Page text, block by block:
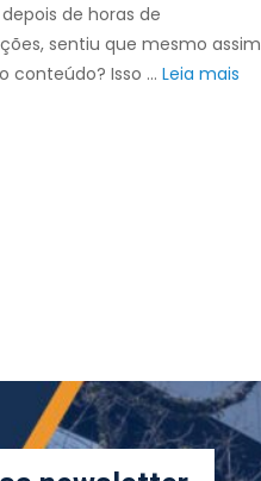
de horas de
sentiu que mesmo assim
conteúdo? Isso … Leia mais